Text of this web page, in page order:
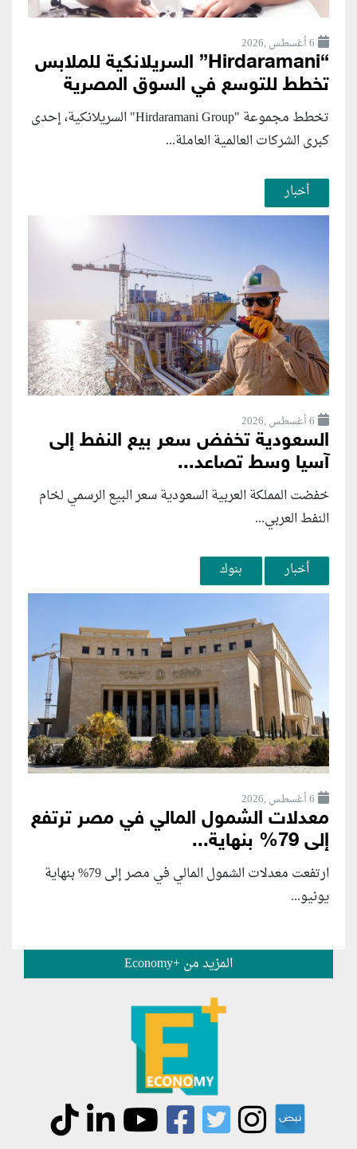
6 أغسطس ,2026
“Hirdaramani” السريلانكية للملابس
تخطط للتوسع في السوق المصرية
تخطط مجموعة "Hirdaramani Group" السريلانكية، إحدى
كبرى الشركات العالمية العاملة...
أخبار
6 أغسطس ,2026
السعودية تخفض سعر بيع النفط إلى
آسيا وسط تصاعد...
خفضت المملكة العربية السعودية سعر البيع الرسمي لخام
النفط العربي...
أخبار بنوك
6 أغسطس ,2026
معدلات الشمول المالي في مصر ترتفع
إلى 79% بنهاية...
ارتفعت معدلات الشمول المالي في مصر إلى 79% بنهاية
يونيو...
المزيد من +Economy